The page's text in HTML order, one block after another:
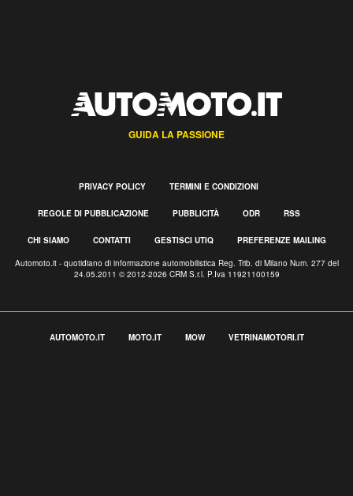
GUIDA LA PASSIONE
PRIVACY POLICY TERMINI E CONDIZIONI
REGOLE DI PUBBLICAZIONE PUBBLICITÀ ODR RSS
CHI SIAMO CONTATTI GESTISCI UTIQ PREFERENZE MAILING
Automoto.it - quotidiano di informazione automobilistica Reg. Trib. di Milano Num. 277 del
24.05.2011 © 2012-2026 CRM S.r.l. P.Iva 11921100159
AUTOMOTO.IT MOTO.IT MOW VETRINAMOTORI.IT